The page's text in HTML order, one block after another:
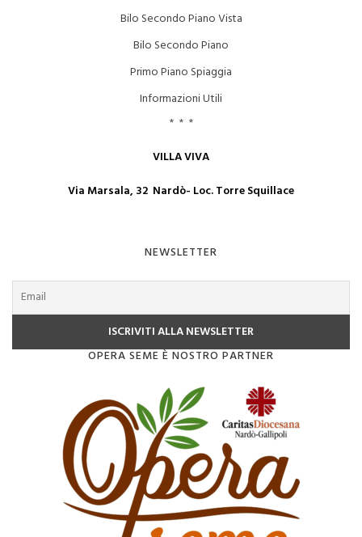
Bilo Secondo Piano Vista
Bilo Secondo Piano
Primo Piano Spiaggia
Informazioni Utili
* * *
VILLA VIVA
Via Marsala, 32 Nardò- Loc. Torre Squillace
NEWSLETTER
OPERA SEME È NOSTRO PARTNER